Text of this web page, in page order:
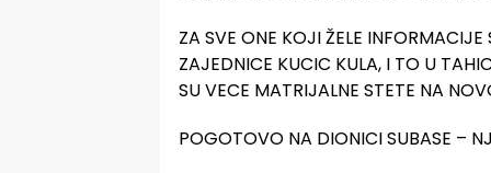
ZA SVE ONE KOJI ŽELE
ZAJEDNICE KUCIC KULA, I TO U
SU VECE MATRIJALNE STETE NA
POGOTOVO NA DIONICI SUBASE –